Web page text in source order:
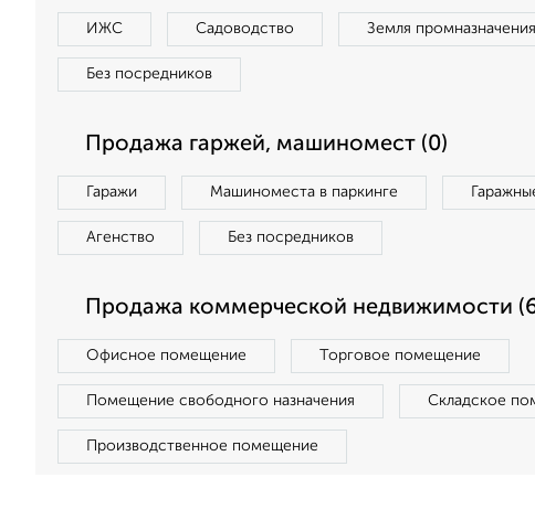
ИЖС Садоводство Земля промназначения
Без посредников
Продажа гаржей, машиномест (0)
Гаражи Машиноместа в паркинге
Агенство Без посредников
Продажа коммерческой недвижимости
Офисное помещение Торговое помещение
Помещение свободного назначения Складское
Производственное помещение